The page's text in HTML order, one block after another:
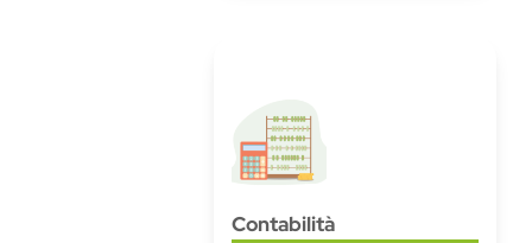
Contabilità